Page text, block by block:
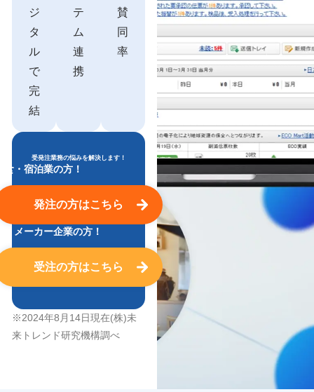
ジ
タ
ル
で
完
結
テ
ム
連
携
賛
同
率
受発注業務の悩みを解決します！
食・宿泊業の方！
発注の方はこちら
・メーカー企業の方！
受注の方はこちら
※2024年8月14日現在(株)未
来トレンド研究機構調べ